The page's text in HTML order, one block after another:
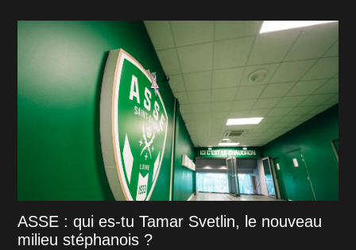
ASSE : qui es-tu Tamar Svetlin, le nouveau
milieu stéphanois ?